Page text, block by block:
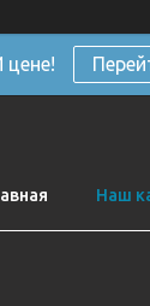
Наш